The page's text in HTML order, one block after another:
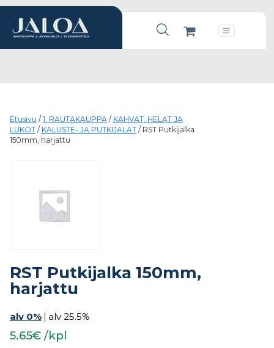
Products search
Päävalikko
Etusivu / 1. RAUTAKAUPPA/ KAHVAT, HELAT JA
LUKOT/ KALUSTE- JA PUTKIJALAT/ RST Putkijalka
150mm, harjattu
RST Putkijalka 150mm,
harjattu
alv 0% | alv 25.5%
5.65€ /kpl